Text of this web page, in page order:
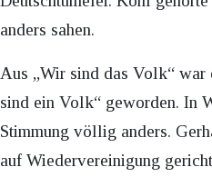
anders sahen.
Aus „Wir sind das Volk“
sind ein Volk“ geworden. In
Stimmung völlig anders.
auf Wiedervereinigung